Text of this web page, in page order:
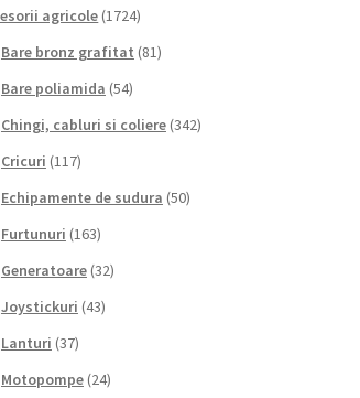
agricole (1724)
Bare bronz grafitat (81)
Bare poliamida (54)
Chingi, cabluri si coliere (342)
Cricuri (117)
Echipamente de sudura (50)
Furtunuri (163)
Generatoare (32)
Joystickuri (43)
Lanturi (37)
Motopompe (24)